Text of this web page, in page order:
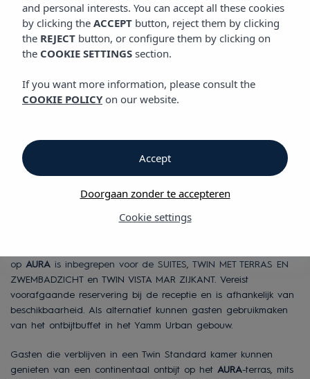
Gastronomie
Smaken die je raken,
in ruimtes ontworpen om van elk
Hotel Vibra Yamm Sunset
Hotel Vibra Yamm Sunset beschikt over een terras halverwege
, een plek die de zintuigen prikkelt en
perfect in harmonie is met het prachtige uitzicht op de
op AURA is inbegrepen voor de SUITES, TWIN MET TERRAS EN
ZWEMBADZICHT en TWIN VISTA MAR ZIJKANT. Vereist
voorafgaande reservering bij de receptie en is afhankelijk van
beschikbaarheid. Als alternatief kunnen gasten gebruikmaken
van het ontbijtbuffet in het Yamm Urban gebouw.
Gasten die verblijven in een Twin Standard kamer kunnen
genieten van een continentaal ontbijt op het AURA-terras, mits
and personal interests. You can accept all these cookies
by clicking the ACCEPT button, reject them by clicking
the REJECT button, or configure them by clicking on
the COOKIE SETTINGS section.
If you want more information, please consult the
COOKIE POLICY on our website.
Cookie settings
Doorgaan zonder te accepteren
Accept